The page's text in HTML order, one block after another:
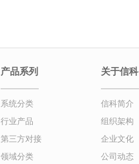
产品系列
系统分类
行业产品
第三方对接
领域分类
关于信科
信科简介
组织架构
企业文化
公司动态